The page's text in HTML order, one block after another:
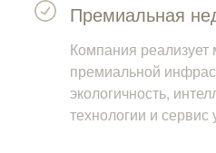
Компания
премиальной
экологичность,
технологии и сервис
Премиальная